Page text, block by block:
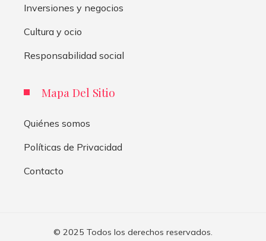
Inversiones y negocios
Cultura y ocio
Responsabilidad social
Mapa Del Sitio
Quiénes somos
Políticas de Privacidad
Contacto
© 2025 Todos los derechos reservados.